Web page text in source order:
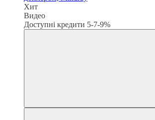
Хит
Видео
Доступні кредити 5-7-9%